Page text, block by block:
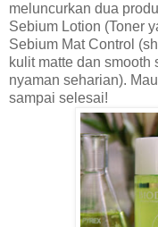
meluncurkan dua
Sebium Lotion (Toner
Sebium Mat Control
kulit matte dan smooth
nyaman seharian).
sampai selesai!